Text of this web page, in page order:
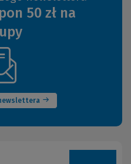
50 zł na
(Nowe
okno)